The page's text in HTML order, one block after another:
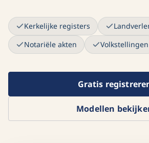
Kerkelijke registers
Notariële akten
Volkstellingen
Gratis
Modellen